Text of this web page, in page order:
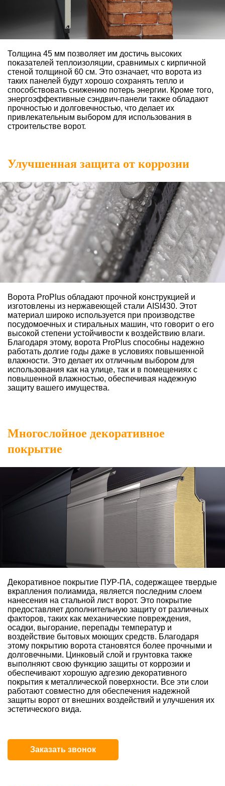
Толщина 45 мм позволяет им достичь высоких
показателей теплоизоляции, сравнимых с кирпичной
стеной толщиной 60 см. Это означает, что ворота из
таких панелей будут хорошо сохранять тепло и
способствовать снижению потерь энергии. Кроме того,
энергоэффективные сэндвич-панели также обладают
прочностью и долговечностью, что делает их
привлекательным выбором для использования в
строительстве ворот.
Улучшенная защита от коррозии
Ворота ProPlus обладают прочной конструкцией и
изготовлены из нержавеющей стали AISI430. Этот
материал широко используется при производстве
посудомоечных и стиральных машин, что говорит о его
высокой степени устойчивости к воздействию влаги.
Благодаря этому, ворота ProPlus способны надежно
работать долгие годы даже в условиях повышенной
влажности. Это делает их отличным выбором для
использования как на улице, так и в помещениях с
повышенной влажностью, обеспечивая надежную
защиту вашего имущества.
Многослойное декоративное
покрытие
Декоративное покрытие ПУР-ПА, содержащее твердые
вкрапления полиамида, является последним слоем
нанесения на стальной лист ворот. Это покрытие
предоставляет дополнительную защиту от различных
факторов, таких как механические повреждения,
осадки, выгорание, перепады температур и
воздействие бытовых моющих средств. Благодаря
этому покрытию ворота становятся более прочными и
долговечными. Цинковый слой и грунтовка также
выполняют свою функцию защиты от коррозии и
обеспечивают хорошую адгезию декоративного
покрытия к металлической поверхности. Все эти слои
работают совместно для обеспечения надежной
защиты ворот от внешних воздействий и улучшения их
эстетического вида.
Заказать звонок